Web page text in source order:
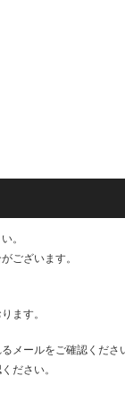
。
ございます。
ます。
メールをご確認くださ
ださい。